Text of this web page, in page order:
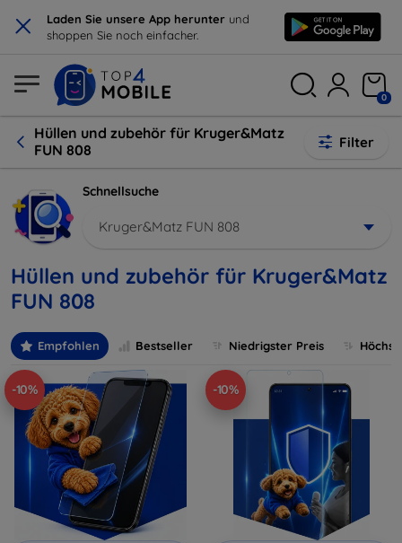
× Laden Sie unsere App herunter und
shoppen Sie noch einfacher.
0
Hüllen und zubehör für Kruger&Matz
FUN 808
Filter
Schnellsuche
Kruger&Matz FUN 808
Hüllen und zubehör für Kruger&Matz
FUN 808
Empfohlen Bestseller Niedrigster Preis
-10% -10%